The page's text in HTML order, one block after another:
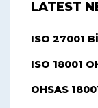
LATEST
ISO 27001
ISO 18001
OHSAS